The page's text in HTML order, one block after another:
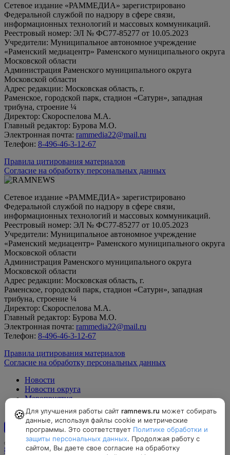
Сетевое издание «РАММЕДИА» зарегистрировано
Федеральной службой по надзору в сфере связи,
информационных технологий и массовых коммуникаций.
Реестровый номер: ЭЛ № ФС77-85277 от 10.05.2023
Учредители: Муниципальное автономное учреждение
«Раменский медиацентр» Раменского муниципального округа
Московской области
Администрация Раменского муниципального округа
Московской области
Адрес редакции: Московская область, г.
Раменское, городской парк, стадион «Сатурн», западная
трибуна, строение ¼
Директор: Скороспелова М.А.
Главный редактор: Бурова М.О.
Электронная почта: rammedia22@mail.ru
Телефон: 8-496-46-3-12-67
Правила цитирования материалов
Согласие на обработку персональных данных
Сетевое издание «РАММЕДИА» зарегистрировано
Федеральной службой по надзору в сфере связи,
информационных технологий и массовых коммуникаций.
Реестровый номер: ЭЛ № ФС77-85277 от 10.05.2023
Учредители: Муниципальное автономное учреждение
«Раменский медиацентр» Раменского муниципального округа
Московской области
Администрация Раменского муниципального округа
Московской области
Адрес редакции: Московская область, г.
Раменское, городской парк, стадион «Сатурн», западная
трибуна, строение ¼
Директор: Скороспелова М.А.
Главный редактор: Бурова М.О.
Электронная почта: rammedia22@mail.ru
Телефон: 8-496-46-3-12-67
Правила цитирования материалов
Согласие на обработку персональных данных
Новости
Новости округа
Мероприятия
Официально
12+
8-496-46-3-12-67, rammedia22@mail.ru
🍪 Для улучшения работы сайт ramnews.ru может собирать
данные, используя файлы cookie и метрические
программы. Это соответствует Политике обработки и
защиты персональных данных. Продолжая работу с
сайтом, Вы даете свое согласие на обработку